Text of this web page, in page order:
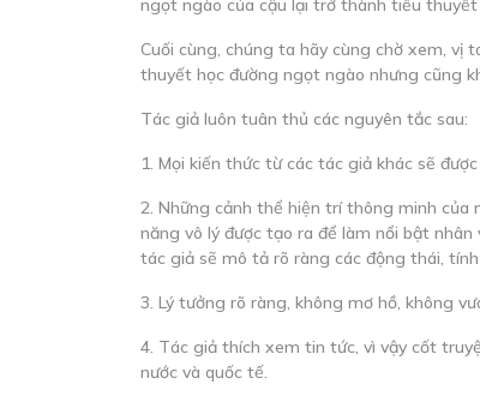
Cuối cùng, chúng ta hãy cùng chờ xem,
thuyết học đường ngọt ngào nhưng cũng
Tác giả luôn tuân thủ các nguyên tắc sau:
1. Mọi kiến thức từ các tác giả khác sẽ
2. Những cảnh thể hiện trí thông minh của
năng vô lý được tạo ra để làm nổi bật
tác giả sẽ mô tả rõ ràng các động thái,
3. Lý tưởng rõ ràng, không mơ hồ, không
4. Tác giả thích xem tin tức, vì vậy cốt
nước và quốc tế.